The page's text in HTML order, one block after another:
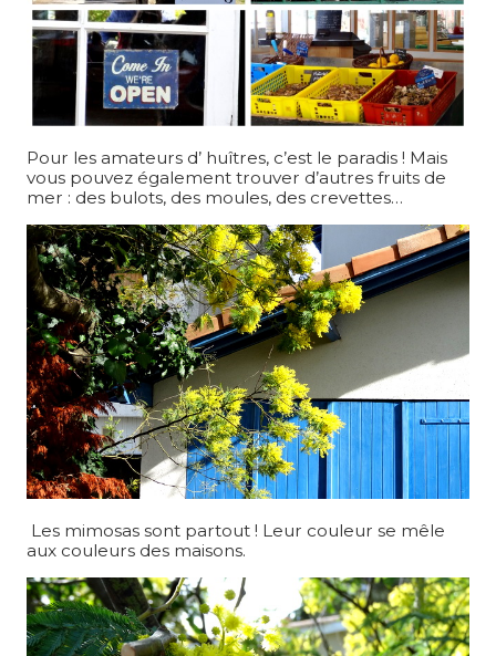
Pour les amateurs d’ huîtres, c’est le paradis ! Mais
vous pouvez également trouver d’autres fruits de
mer : des bulots, des moules, des crevettes…
Les mimosas sont partout ! Leur couleur se mêle
aux couleurs des maisons.